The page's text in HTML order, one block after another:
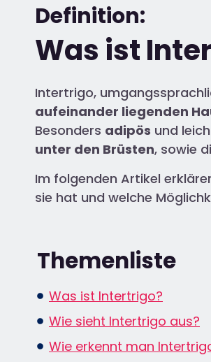
Definition:
Was ist
Intertrigo,
aufeinander liegenden
Besonders adipös und
unter den Brüsten, sowie
Im folgenden Artikel
sie hat und welche
Themenliste
Was ist Intertrigo?
Wie sieht Intertrigo aus?
Wie erkennt man